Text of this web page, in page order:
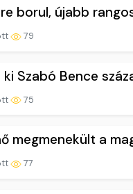
borul, újabb
79
Szabó Bence
75
megmenekült a
77